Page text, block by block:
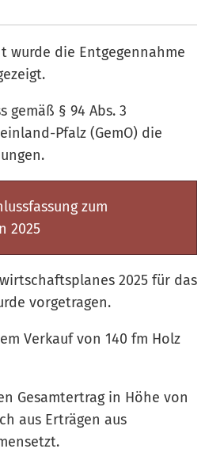
wurde die Entgegennahme
gemäß § 94 Abs. 3
Pfalz (GemO) die
zum
2025
2025 für das
vorgetragen.
Verkauf von 140 fm Holz
Gesamtertrag in Höhe von
aus Erträgen aus